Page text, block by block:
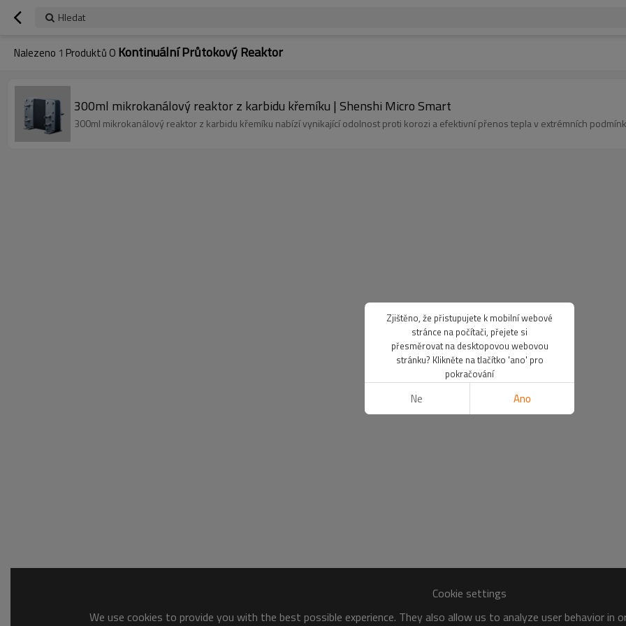
Hledat
Nalezeno 1 Produktů O Kontinuální Průtokový Reaktor
300ml mikrokanálový reaktor z karbidu křemíku | Shenshi Micro Smart
300ml mikrokanálový reaktor z karbidu křemíku nabízí vynikající odolnost proti korozi a efektivní přenos tepla v extrémních
Cookie settings
We use cookies to provide you with the best possible experience. They also allow us to analyze user behavior
Zjištěno, že přistupujete k mobilní webové
stránce na počítači, přejete si
přesměrovat na desktopovou webovou
stránku? Klikněte na tlačítko 'ano' pro
pokračování
Ne Ano